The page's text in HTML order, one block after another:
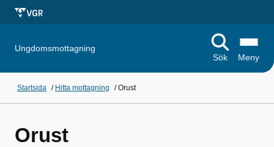
Ungdomsmottagning
Sök
Meny
Startsida / Hitta mottagning /Orust
Orust